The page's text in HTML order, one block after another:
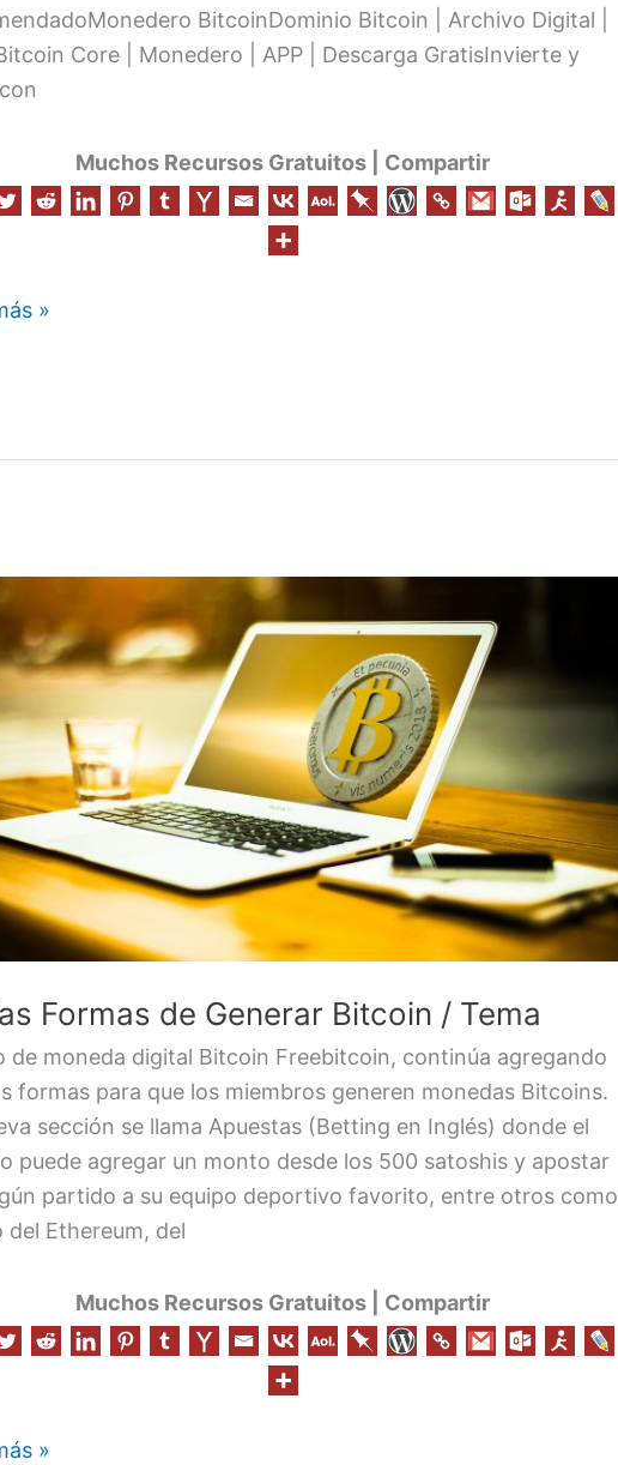
BitcoinDominio Bitcoin | Archivo Digital |
Core | Monedero | APP | Descarga GratisInvierte y
Muchos Recursos Gratuitos | Compartir
»
Formas de Generar Bitcoin / Tema
de moneda digital Bitcoin Freebitcoin, continúa agregando
formas para que los miembros generen monedas Bitcoins.
sección se llama Apuestas (Betting en Inglés) donde el
puede agregar un monto desde los 500 satoshis y apostar
partido a su equipo deportivo favorito, entre otros como
del Ethereum, del
Muchos Recursos Gratuitos | Compartir
»